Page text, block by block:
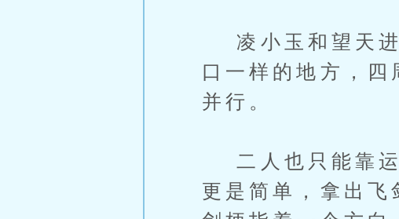
凌小玉和望天进
口一样的地方，四
并行。
二人也只能靠运
更是简单，拿出飞